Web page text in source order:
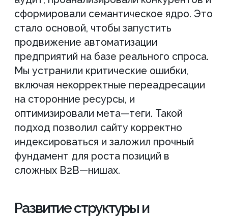
оптимизации, размещая экспертные
материалы на трастовых отраслевых
площадках. Это поддержало
продвижение промышленных роботов
и помогло сайту закрепиться в ТОП 10
по наиболее конкурентным запросам.
Параллельно мы вели работу над узкими
направлениями, внедряя продвижение
роботизированных систем и выполняя
seo автоматизированных линий окраски.
Точечная доработка страниц и LSI-
оптимизация позволили нам дожать
позиции сайта.
обеспечили:
- эффективное продвижение роботов